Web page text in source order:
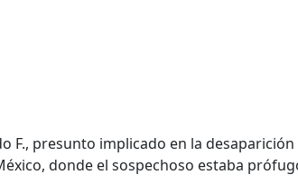
F., presunto implicado en la
donde el sospechoso estaba